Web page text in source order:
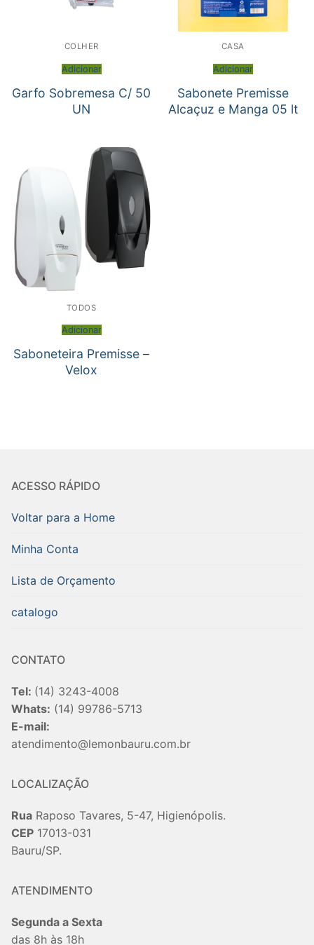
COLHER
Adicionar
Garfo Sobremesa C/ 50
UN
CASA
Adicionar
Sabonete Premisse
Alcaçuz e Manga 05 lt
TODOS
Adicionar
Saboneteira Premisse –
Velox
ACESSO RÁPIDO
Voltar para a Home
Minha Conta
Lista de Orçamento
catalogo
CONTATO
Tel: (14) 3243-4008
Whats: (14) 99786-5713
E-mail:
atendimento@lemonbauru.com.br
LOCALIZAÇÃO
Rua Raposo Tavares, 5-47, Higienópolis.
CEP 17013-031
Bauru/SP.
ATENDIMENTO
Segunda a Sexta
das 8h às 18h